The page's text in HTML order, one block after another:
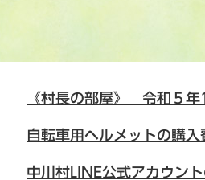
《村長の部屋》 令和５
自転車用ヘルメットの購
中川村LINE公式アカウン